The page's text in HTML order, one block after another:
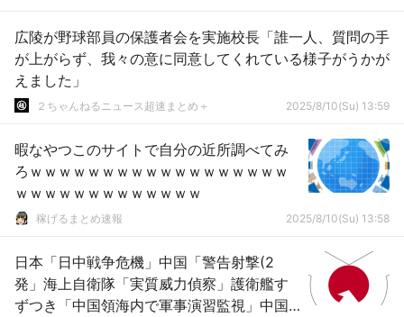
広陵が野球部員の保護者会を実施校長「誰一人、質問の手
が上がらず、我々の意に同意してくれている様子がうかが
えました」
２ちゃんねるニュース超速まとめ＋ 2025/8/10(Su) 13:59
暇なやつこのサイトで自分の近所調べてみ
ろｗｗｗｗｗｗｗｗｗｗｗｗｗｗｗｗｗｗ
ｗｗｗｗｗｗｗｗｗｗｗｗｗ
稼げるまとめ速報 2025/8/10(Su) 13:58
日本「日中戦争危機」中国「警告射撃(2
発」海上自衛隊「実質威力偵察」護衛艦す
ずつき「中国領海内で軍事演習監視」中国